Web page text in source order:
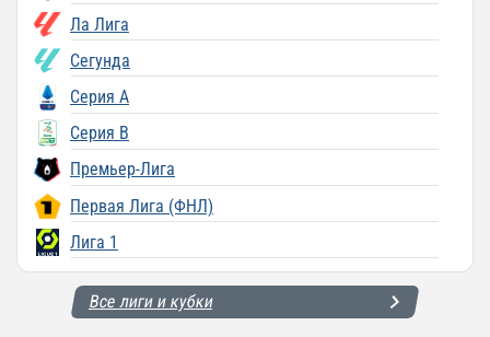
Ла Лига
Сегунда
Серия A
Серия B
Премьер-Лига
Первая Лига (ФНЛ)
Лига 1
Все лиги и кубки